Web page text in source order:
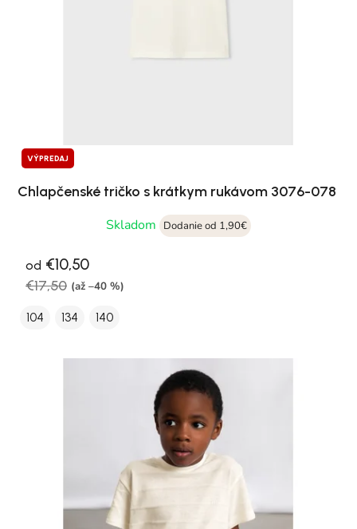
VÝPREDAJ
Chlapčenské tričko s krátkym rukávom 3076-078
Skladom
Dodanie od 1,90€
od €10,50
€17,50 (až –40 %)
104 134 140